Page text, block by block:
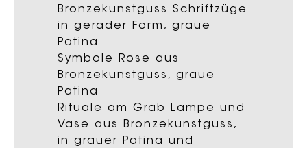
Bronzekunstguss Schriftzüge
in gerader Form, graue
Patina
Symbole Rose aus
Bronzekunstguss, graue
Patina
Rituale am Grab Lampe und
Vase aus Bronzekunstguss,
in grauer Patina und